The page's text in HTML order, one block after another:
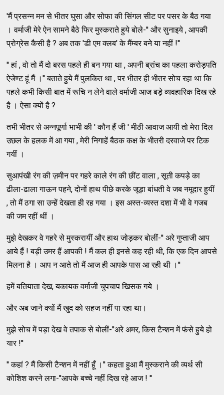
'मैं प्रसन्न मन से भीतर घुसा और सोफा की सिंगल सीट पर पसर के बैठ गया
। वर्माजी मेरे ऐन सामने बैठे फिर मुस्कराते हुये बोले-'' और सुनाइये , आपकी
प्रोग्रेस कैसी है ? अब तक 'डी एम क्लब' के मैंम्बर बने या नहीं !''
'' हां , वो तो मैं दो बरस पहले ही बन गया था , अपनी ब्रांच का पहला करोड़पति
ऐजेण्ट हूं मैं ।'' बताते हुये मैं पुलकित था , पर भीतर ही भीतर सोच रहा था कि
पहले कभी किसी बात में रूचि न लेने वाले वर्माजी आज बड़े व्यवहारिक दिख रहे
है । ऐसा क्यों है ?
तभी भीतर से अन्नपूर्णा भाभी की ' कौन हैं जी ' मीठी आवाज आयी तो मेरा दिल
उछल के हलक में आ गया , मेरी निगाहें बैठक कक्ष के भीतरी दरवाजे पर टिक
गयीं ।
सुआपंखी रंग की ज़मीन पर गहरे काले रंग की छींट वाला , सूती कपड़े का
ढीला-ढाला गाऊन पहने, दोनों हाथ पीछे करके जूड़ा बांधती वे जब नमूदार हुयीं
, तो मैं ठगा सा उन्हें देखता ही रह गया । इस अस्त-व्यस्त दशा में भी वे गजब
की जम रहीं थीं ।
मुझे देखकर वे गहरे से मुस्करायीं और हाथ जोड़कर बोलीं-'' अरे गुप्ताजी आप
आये हैं ! बड़ी उमर हैं आपकी ! मैं कल ही इनसे कह रही थी, कि एक दिन आपसे
मिलना है । आप न आते तो मैं आज ही आपके पास आ रही थी ।''
हमें बतियाता देख, यकायक वर्माजी चुपचाप खिसक गये ।
और अब जाने क्यों मैं खुद को सहज नहीं पा रहा था।
मुझे सोच में पड़ा देख वे तपाक से बोलीं-''अरे अमर, किस टैन्शन में फंसे हुये हो
यार !''
'' कहां ? मैं किसी टैन्शन में नहीं हूँ ।'' कहता हुआ मैं मुस्कराने की व्यर्थ सी
कोशिश करने लगा-''आपके बच्चे नहीं दिख रहे आज ! ''